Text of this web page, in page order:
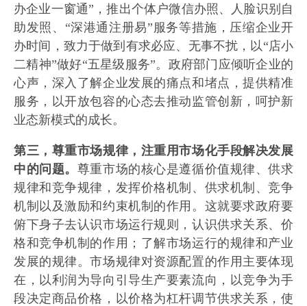
办企业一窗通”，推出个体户微信办照、人脸识别自
助发照、“深港通注册易”服务等措施，压缩企业开
办时间，致力于做到有求必应、无事不扰，以“店小
二精神”做好“五星级服务”。政府部门应倾听企业的
心声，深入了解企业发展的痛点和堵点，提供精准
服务，以开放包容的心态去推动监管创新，呵护新
业态新模式的成长。
第三，尊重市场规律，注重用市场化手段解决发展
中的问题。 尊重市场的核心是遵循价值规律、供求
规律和竞争规律，发挥价格机制、供求机制、竞争
机制以及激励和约束机制的作用。这就要求政府要
俯下身子去认识市场运行规则，认识供求关系、价
格和竞争机制的作用；了解市场运行的规律和产业
发展的规律。市场规律对资源配置的作用主要体现
在，以利润为导向引导生产要素流向，以竞争为手
段决定商品价格，以价格为杠杆调节供求关系，使